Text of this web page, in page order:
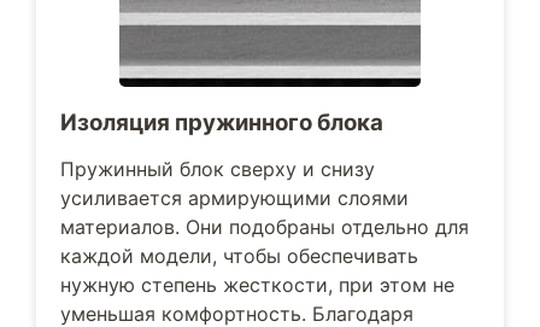
Изоляция пружинного блока
Пружинный блок сверху и снизу
усиливается армирующими слоями
материалов. Они подобраны отдельно для
каждой модели, чтобы обеспечивать
нужную степень жесткости, при этом не
уменьшая комфортность. Благодаря